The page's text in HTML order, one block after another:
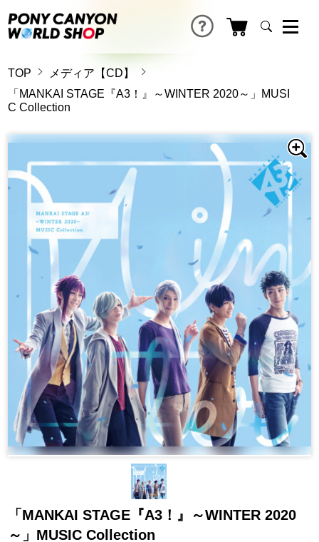
TOP
メディア【CD】
「MANKAI STAGE『A3！』～WINTER 2020～」MUSI
C Collection
「MANKAI STAGE『A3！』～WINTER 2020
～」MUSIC Collection